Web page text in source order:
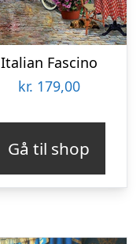
Italian Fascino
kr. 179,00
Gå til shop